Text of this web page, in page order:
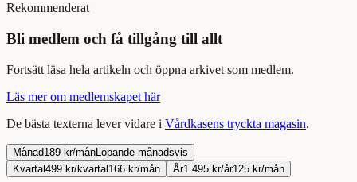
Rekommenderat
Bli medlem och få tillgång till allt
Fortsätt läsa hela artikeln och öppna arkivet som medlem.
Läs mer om medlemskapet här
De bästa texterna lever vidare i Vårdkasens tryckta magasin.
Månad189 kr/månLöpande månadsvis
Kvartal499 kr/kvartal166 kr/mån År1 495 kr/år125 kr/mån